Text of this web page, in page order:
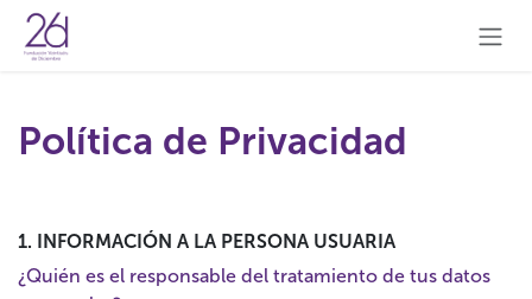
Ir al contenido
Política de Privacidad
1. INFORMACIÓN A LA PERSONA USUARIA
¿Quién es el responsable del tratamiento de tus datos